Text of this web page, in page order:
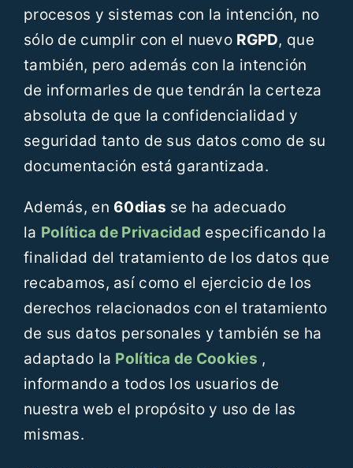
procesos y sistemas con la intención, no
sólo de cumplir con el nuevo RGPD, que
también, pero además con la intención
de informarles de que tendrán la certeza
absoluta de que la confidencialidad y
seguridad tanto de sus datos como de su
documentación está garantizada.
Además, en 60dias se ha adecuado
la Política de Privacidad especificando la
finalidad del tratamiento de los datos que
recabamos, así como el ejercicio de los
derechos relacionados con el tratamiento
de sus datos personales y también se ha
adaptado la Política de Cookies ,
informando a todos los usuarios de
nuestra web el propósito y uso de las
mismas.